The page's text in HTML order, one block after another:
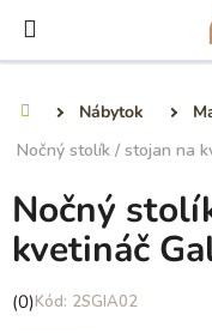
obsah
Nábytok
Nočný stolík / stojan na
Nočný
kvetináč
Priemerné
(0) 2SGIA02